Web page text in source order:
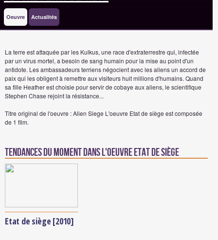
Oeuvre Actualités
La terre est attaquée par les Kulkus, une race d'extraterrestre qui, infectée
par un virus mortel, a besoin de sang humain pour la mise au point d'un
antidote. Les ambassadeurs terriens négocient avec les aliens un accord de
paix qui les obligent à remettre aux visiteurs huit millions d'humains. Quand
sa fille Heather est choisie pour servir de cobaye aux aliens, le scientifique
Stephen Chase rejoint la résistance...
Titre original de l'oeuvre : Alien Siege L'oeuvre Etat de siège est composée
de 1 film.
Tendances du moment dans l'oeuvre Etat de siège
Etat de siège [2010]